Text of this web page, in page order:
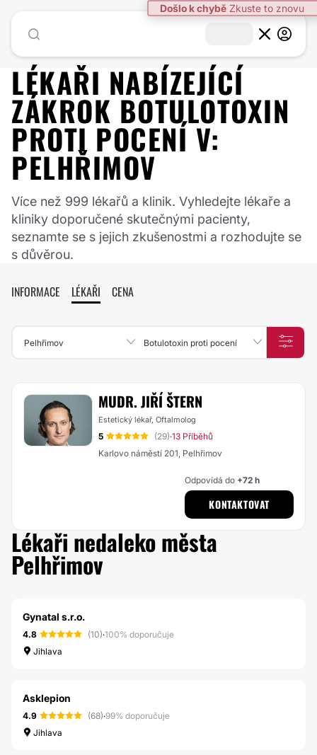
LÉKAŘI NABÍZEJÍCÍ
ZÁKROK BOTULOTOXIN
PROTI POCENÍ V:
PELHŘIMOV
Více než 999 lékařů a klinik. Vyhledejte lékaře a
kliniky doporučené skutečnými pacienty,
seznamte se s jejich zkušenostmi a rozhodujte se
s důvěrou.
INFORMACE LÉKAŘI CENA
Pelhřimov Botulotoxin proti pocení
MUDR. JIŘÍ ŠTERN
Estetický lékař, Oftalmolog
5 (29)·13 Příběhů
Karlovo náměstí 201, Pelhřimov
Odpovídá do +72 h
KONTAKTOVAT
Lékaři nedaleko města
Pelhřimov
Gynatal s.r.o.
4.8 (10)·100% doporučuje
Jihlava
Asklepion
4.9 (68)·99% doporučuje
Jihlava